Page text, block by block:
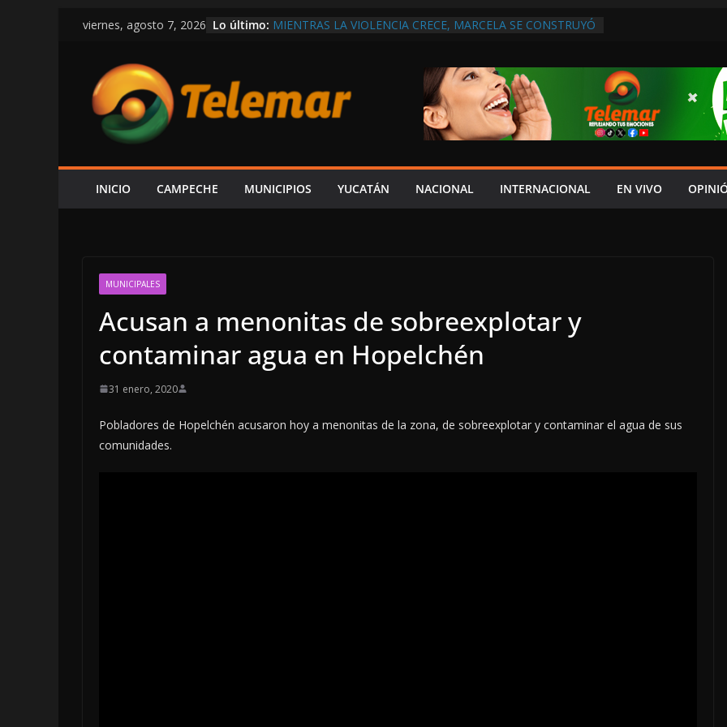
Saltar
contenido
viernes, agosto 7, 2026 Lo último: MIENTRAS LA VIOLENCIA CRECE, MARCELA SE CONSTRUYÓ
ECONOMÍA Y GENERAR EMPLEOS
AUNQUE PROTEXA NO PAGA A PROVEEDORES, PEMEX LA
PREMIA CON CONTRATO
CONFIRMA REHN QUE HAY UN PROYECTO PARA
CONSTRUIR CENTRO CULTURAL MULTIFUNCIONAL EN EL
ESPERA ALCUDIA AUTORIZACIÓN MÉDICA PARA FIJAR
AUDIENCIA AL PRESUNTO RESPONSABLE DEL ACCIDENTE
INICIO CAMPECHE MUNICIPIOS YUCATÁN NACIONAL INTERNACIONAL EN VIVO
MUNICIPALES
Acusan a menonitas de sobreexplotar y
contaminar agua en Hopelchén
31 enero, 2020
Pobladores de Hopelchén acusaron hoy a menonitas de la zona, de sobreexplotar y contaminar el agua de sus
comunidades.